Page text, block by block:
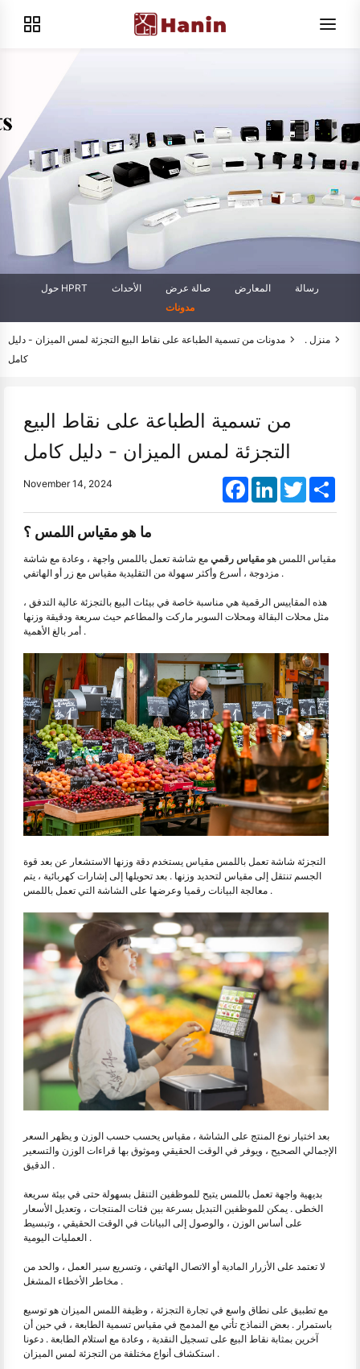
حول HPRT الأحداث صالة عرض المعارض
رسالة
مدونات
منزل . مدونات من تسمية الطباعة على نقاط البيع التجزئة لمس الميزان - دليل
كامل
من تسمية الطباعة على نقاط البيع
التجزئة لمس الميزان - دليل كامل
November 14, 2024 FacebookLinkedInTwitter
ما هو مقياس اللمس ؟
مقياس اللمس هو مقياس رقمي مع شاشة تعمل باللمس واجهة ، وعادة مع شاشة
مزدوجة ، أسرع وأكثر سهولة من التقليدية مقياس مع زر أو الهاتفي .
هذه المقاييس الرقمية هي مناسبة خاصة في بيئات البيع بالتجزئة عالية التدفق ،
مثل محلات البقالة ومحلات السوبر ماركت والمطاعم حيث سريعة ودقيقة وزنها
أمر بالغ الأهمية .
التجزئة شاشة تعمل باللمس مقياس يستخدم دقة وزنها الاستشعار عن بعد قوة
الجسم تنتقل إلى مقياس لتحديد وزنها . بعد تحويلها إلى إشارات كهربائية ، يتم
معالجة البيانات رقميا وعرضها على الشاشة التي تعمل باللمس .
بعد اختيار نوع المنتج على الشاشة ، مقياس يحسب حسب الوزن و يظهر السعر
الإجمالي الصحيح ، ويوفر في الوقت الحقيقي وموثوق بها قراءات الوزن والتسعير
الدقيق .
بديهية واجهة تعمل باللمس يتيح للموظفين التنقل بسهولة حتى في بيئة سريعة
الخطى . يمكن للموظفين التبديل بسرعة بين فئات المنتجات ، وتعديل الأسعار
على أساس الوزن ، والوصول إلى البيانات في الوقت الحقيقي ، وتبسيط
العمليات اليومية .
لا تعتمد على الأزرار المادية أو الاتصال الهاتفي ، وتسريع سير العمل ، والحد من
مخاطر الأخطاء المشغل .
مع تطبيق على نطاق واسع في تجارة التجزئة ، وظيفة اللمس الميزان هو توسيع
باستمرار . بعض النماذج تأتي مع المدمج في مقياس تسمية الطابعة ، في حين أن
آخرين بمثابة نقاط البيع على تسجيل النقدية ، وعادة مع استلام الطابعة . دعونا
استكشاف أنواع مختلفة من التجزئة لمس الميزان .